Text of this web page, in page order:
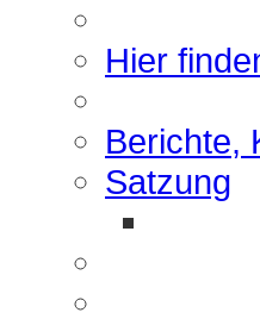
Hier
Berichte,
Satzung